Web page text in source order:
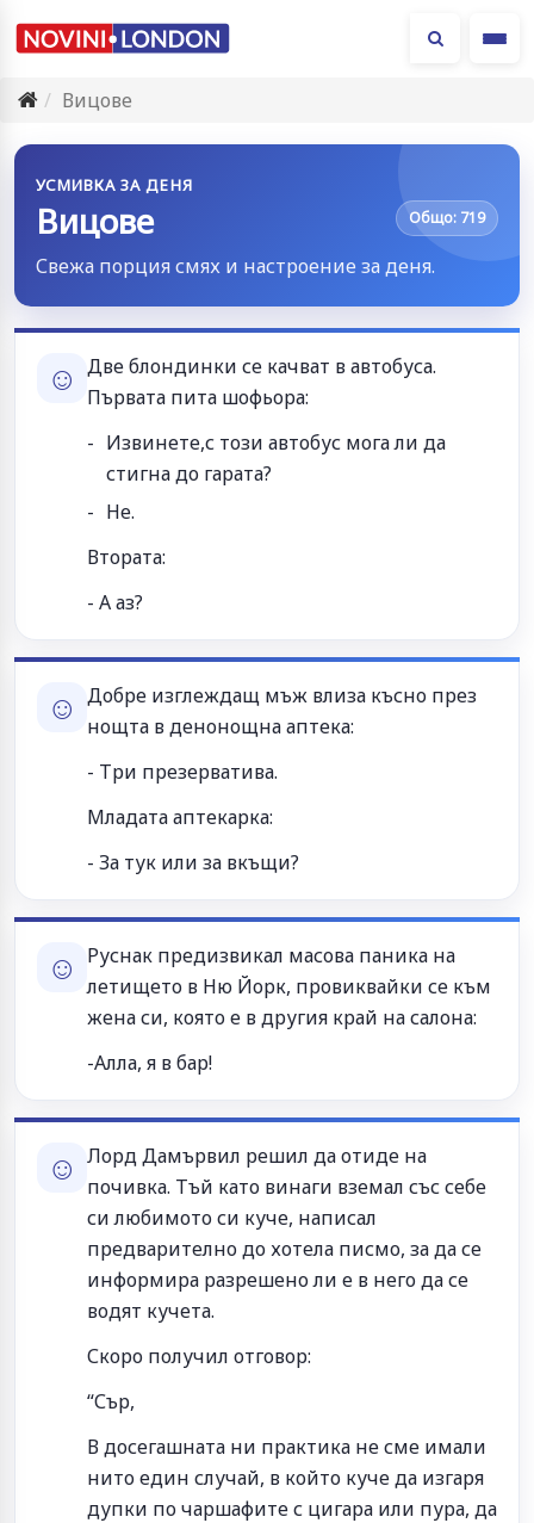
Вицове
УСМИВКА ЗА ДЕНЯ
Вицове Общо: 719
Свежа порция смях и настроение за деня.
☺ Две блондинки се качват в автобуса.
Първата пита шофьора:
Извинете,с този автобус мога ли да
стигна до гарата?
Не.
Втората:
- А аз?
☺ Добре изглеждащ мъж влиза късно през
нощта в денонощна аптека:
- Три презерватива.
Младата аптекарка:
- За тук или за вкъщи?
☺
Руснак предизвикал масова паника на
летището в Ню Йорк, провиквайки се към
жена си, която е в другия край на салона:
-Алла, я в бар!
☺ Лорд Дамървил решил да отиде на
почивка. Тъй като винаги вземал със себе
си любимото си куче, написал
предварително до хотела писмо, за да се
информира разрешено ли е в него да се
водят кучета.
Скоро получил отговор:
“Сър,
В досегашната ни практика не сме имали
нито един случай, в който куче да изгаря
дупки по чаршафите с цигара или пура, да